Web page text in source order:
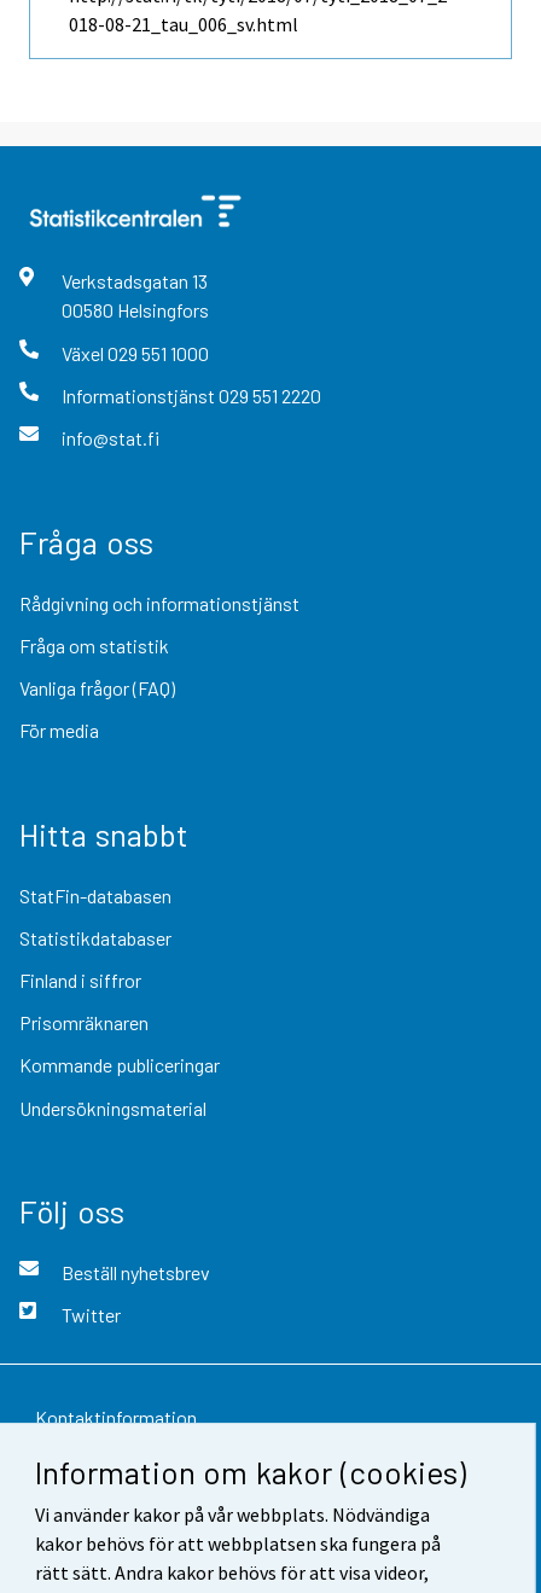
Information om kakor (cookies)
Vi använder kakor på vår webbplats. Nödvändiga
kakor behövs för att webbplatsen ska fungera på
rätt sätt. Andra kakor behövs för att visa videor,
018-08-21_tau_006_sv.html
Verkstadsgatan 13
00580 Helsingfors
Växel 029 551 1000
Informationstjänst 029 551 2220
info@stat.fi
Fråga oss
Rådgivning och informationstjänst
Fråga om statistik
Vanliga frågor (FAQ)
För media
Hitta snabbt
StatFin-databasen
Statistikdatabaser
Finland i siffror
Prisomräknaren
Kommande publiceringar
Undersökningsmaterial
Följ oss
Beställ nyhetsbrev
Twitter
Kontaktinformation
Respons
Användarvillkor
Dataskydd